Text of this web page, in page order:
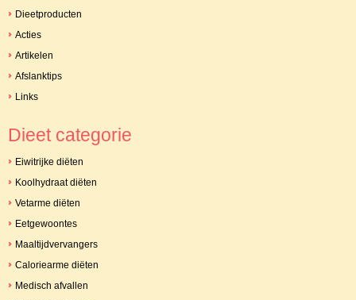
Dieetproducten
Acties
Artikelen
Afslanktips
Links
Dieet categorie
Eiwitrijke diëten
Koolhydraat diëten
Vetarme diëten
Eetgewoontes
Maaltijdvervangers
Caloriearme diëten
Medisch afvallen